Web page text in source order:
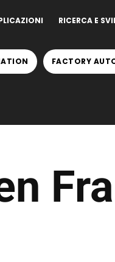
RICERCA E
FACTORY